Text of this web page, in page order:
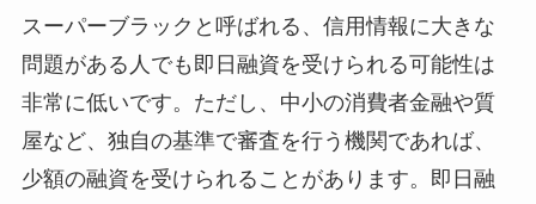
スーパーブラックと呼ばれる、信用情報に大きな
問題がある人でも即日融資を受けられる可能性は
非常に低いです。ただし、中小の消費者金融や質
屋など、独自の基準で審査を行う機関であれば、
少額の融資を受けられることがあります。即日融